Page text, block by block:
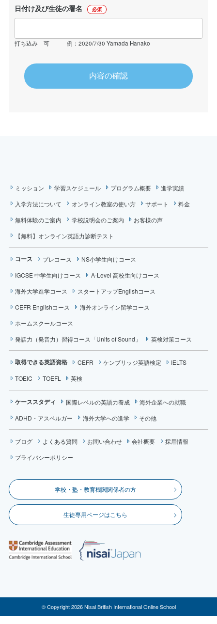
日付け及び生徒の署名 必須
打ち込み 可 例：2020/7/30 Yamada Hanako
ミッション 学習スケジュール プログラム概要
進学実績
入学方法について
オンライン教室の使い方 サポート
料金
無料体験のご案内
学校説明会のご案内
お客様の声
【無料】オンライン英語力診断テスト
コース プレコース
NS小学生向けコース
IGCSE 中学生向けコース
A-Level 高校生向けコース
海外大学進学コース
スタートアップEnglishコース
CEFR Englishコース
海外オンライン留学コース
ホームスクールコース
発話力（発音力）習得コース「Units of Sound」
英検対策コース
取得できる英語資格 CEFR ケンブリッジ英語検定
IELTS
TOEIC
TOEFL 英検
ケーススタディ 国際レベルの英語力養成
海外企業への就職
ADHD・アスペルガー
海外大学への進学 その他
ブログ よくある質問 お問い合わせ 会社概要
採用情報
プライバシーポリシー
学校・塾・教育機関関係者の方
生徒専用ページはこちら
© Copyright 2026 Nisai British International Online School